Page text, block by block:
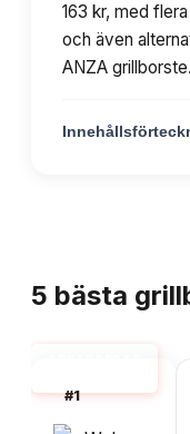
163 kr, med
och även
ANZA grillborste.
5 bästa
#1